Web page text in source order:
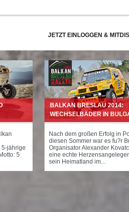
JETZT EINLOGGEN &
5-jährige
5
BALKAN BRESLAU 2014:
WECHSELBÄDER IN
Nach dem großen Erfolg in
diesen Sommer war es fu?r
Organisator Alexander
eine echte
sein Heimatland im...